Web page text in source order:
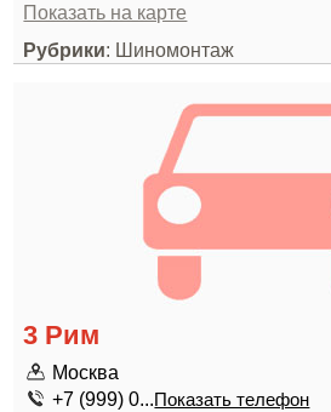
Показать на карте
Рубрики: Шиномонтаж
3 Рим
Москва
+7 (999) 0...Показать телефон